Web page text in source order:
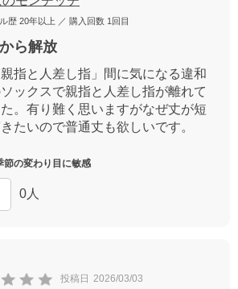
歴 20年以上 ／ 購入回数 1回目
ら解放
指と人差し指」間に気になる違和
ックスで親指と人差し指が離れて
。有り難く思いますがなぜ丈が短
たいので普通丈も欲しいです。
節の変わり目に敏感
0 人
投稿日 2026/03/03